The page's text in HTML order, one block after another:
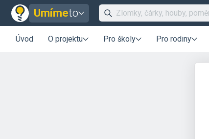
Umímeto
Úvod O projektu Pro školy Pro rodiny